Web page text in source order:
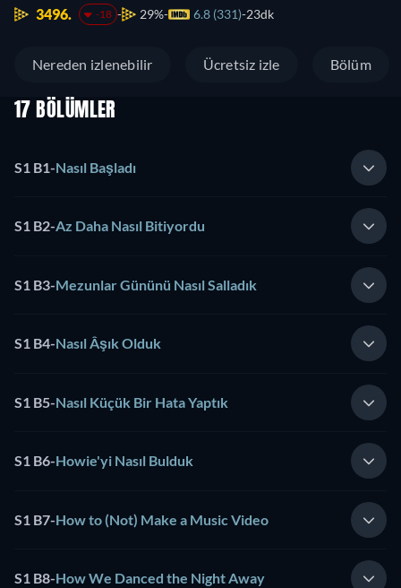
3496. -18 29% 6.8 (331) 23dk
Nereden izlenebilir Ücretsiz izle Bölüm
17 BÖLÜMLER
S1 B1-Nasıl Başladı
S1 B2-Az Daha Nasıl Bitiyordu
S1 B3-Mezunlar Gününü Nasıl Salladık
S1 B4-Nasıl Âşık Olduk
S1 B5-Nasıl Küçük Bir Hata Yaptık
S1 B6-Howie'yi Nasıl Bulduk
S1 B7-How to (Not) Make a Music Video
S1 B8-How We Danced the Night Away